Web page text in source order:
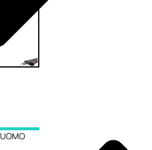
UOMO